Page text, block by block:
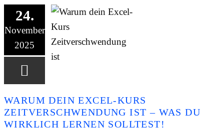
24.
November
2025
WARUM DEIN EXCEL-KURS
ZEITVERSCHWENDUNG IST – WAS DU
WIRKLICH LERNEN SOLLTEST!